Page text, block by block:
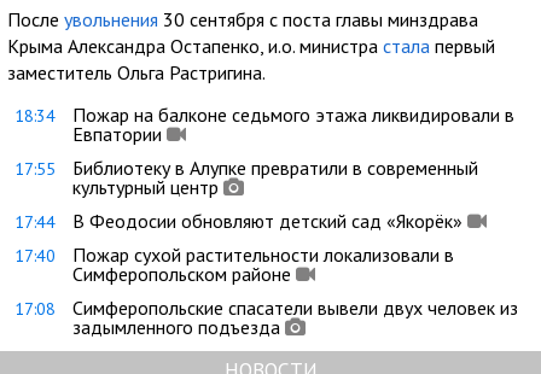
После увольнения 30 сентября с поста главы минздрава
Крыма Александра Остапенко, и.о. министра стала первый
заместитель Ольга Растригина.
18:34
Пожар на балконе седьмого этажа ликвидировали в
Евпатории
17:55
Библиотеку в Алупке превратили в современный
культурный центр
17:44 В Феодосии обновляют детский сад «Якорёк»
17:40
Пожар сухой растительности локализовали в
Симферопольском районе
17:08
Симферопольские спасатели вывели двух человек из
задымленного подъезда